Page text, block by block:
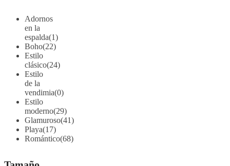
Adornos
en la
espalda(1)
Boho(22)
Estilo
clásico(24)
Estilo
de la
vendimia(0)
Estilo
moderno(29)
Glamuroso(41)
Playa(17)
Romántico(68)